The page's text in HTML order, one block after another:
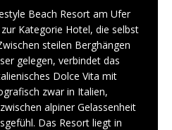
Beach Resort am Ufer
Kategorie Hotel, die selbst
steilen Berghängen
gelegen, verbindet das
Dolce Vita mit
zwar in Italien,
alpiner Gelassenheit
Das Resort liegt in